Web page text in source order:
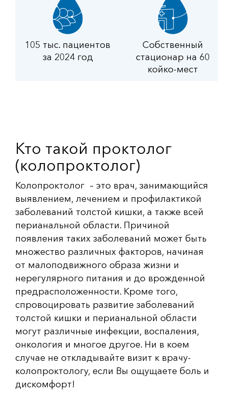
105 тыс. пациентов
за 2024 год
Собственный
стационар на 60
койко-мест
Кто такой проктолог
(колопроктолог)
Колопроктолог – это врач, занимающийся
выявлением, лечением и профилактикой
заболеваний толстой кишки, а также всей
перианальной области. Причиной
появления таких заболеваний может быть
множество различных факторов, начиная
от малоподвижного образа жизни и
нерегулярного питания и до врожденной
предрасположенности. Кроме того,
спровоцировать развитие заболеваний
толстой кишки и перианальной области
могут различные инфекции, воспаления,
онкология и многое другое. Ни в коем
случае не откладывайте визит к врачу-
колопроктологу, если Вы ощущаете боль и
дискомфорт!